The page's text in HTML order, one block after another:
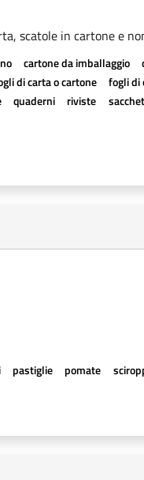
scatole in cartone e
cartone da imballaggio
di carta o cartone fogli di
quaderni riviste
pastiglie pomate